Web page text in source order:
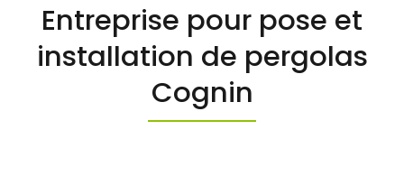
Entreprise pour pose et
installation de pergolas
Cognin